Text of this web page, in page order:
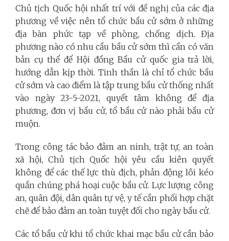
Chủ tịch Quốc hội nhất trí với đề nghị của các địa
phương về việc nên tổ chức bầu cử sớm ở những
địa bàn phức tạp về phòng, chống dịch. Địa
phương nào có nhu cầu bầu cử sớm thì cần có văn
bản cụ thể để Hội đồng Bầu cử quốc gia trả lời,
hướng dẫn kịp thời. Tinh thần là chỉ tổ chức bầu
cử sớm và cao điểm là tập trung bầu cử thống nhất
vào ngày 23-5-2021, quyết tâm không để địa
phương, đơn vị bầu cử, tổ bầu cử nào phải bầu cử
muộn.
Trong công tác bảo đảm an ninh, trật tự, an toàn
xã hội, Chủ tịch Quốc hội yêu cầu kiên quyết
không để các thế lực thù địch, phản động lôi kéo
quần chúng phá hoại cuộc bầu cử. Lực lượng công
an, quân đội, dân quân tự vệ, y tế cần phối hợp chặt
chẽ để bảo đảm an toàn tuyệt đối cho ngày bầu cử.
Các tổ bầu cử khi tổ chức khai mạc bầu cử cần bảo